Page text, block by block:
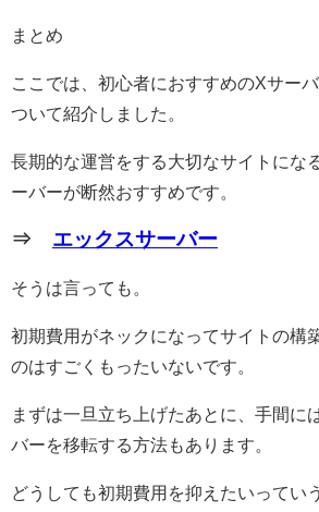
まとめ
ここでは、初心者におすすめのXサー
ついて紹介しました。
長期的な運営をする大切なサイトにな
ーバーが断然おすすめです。
⇒ エックスサーバー
そうは言っても。
初期費用がネックになってサイトの構
のはすごくもったいないです。
まずは一旦立ち上げたあとに、手間に
バーを移転する方法もあります。
どうしても初期費用を抑えたいってい